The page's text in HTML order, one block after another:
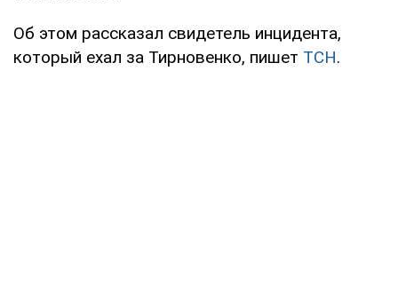
Об этом рассказал свидетель инцидента,
который ехал за Тирновенко, пишет ТСН.